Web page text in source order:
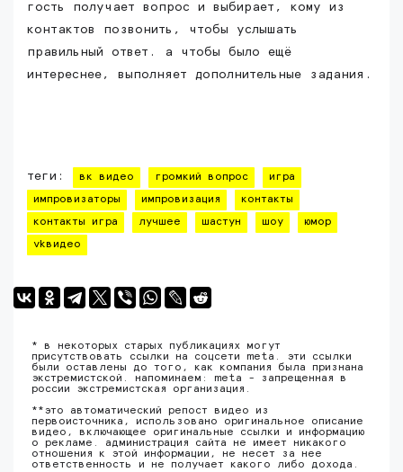
гость получает вопрос и выбирает, кому из
контактов позвонить, чтобы услышать
правильный ответ. а чтобы было ещё
интереснее, выполняет дополнительные задания.
теги: вк видео громкий вопрос игра
импровизаторы импровизация контакты
контакты игра лучшее шастун шоу юмор
vkвидео
* в некоторых старых публикациях могут
присутствовать ссылки на соцсети meta. эти ссылки
были оставлены до того, как компания была признана
экстремистской. напоминаем: meta - запрещенная в
россии экстремистская организация.
**это автоматический репост видео из
первоисточника, использовано оригинальное описание
видео, включающее оригинальные ссылки и информацию
о рекламе. администрация сайта не имеет никакого
отношения к этой информации, не несет за нее
ответственность и не получает какого либо дохода.